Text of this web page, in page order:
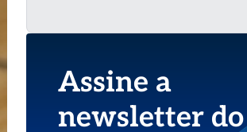
Assine a
newsletter do